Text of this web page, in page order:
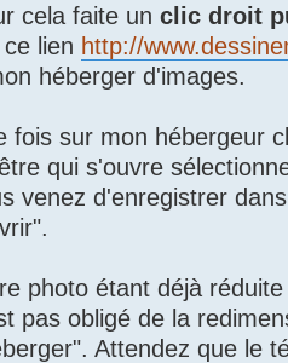
cela faite unclic droit
lien http://
héberger d'images.
fois sur mon hébergeur
qui s'ouvre
venez d'enregistrer
photo étant déjà
pas obligé de la
Attendez que le